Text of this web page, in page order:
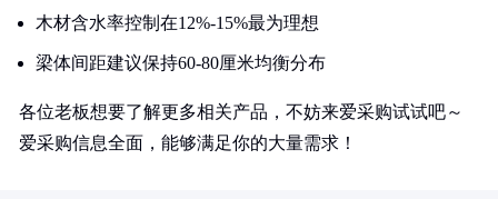
木材含水率控制在12%-15%最为理想
梁体间距建议保持60-80厘米均衡分布
各位老板想要了解更多相关产品，不妨来爱采购试试吧～
爱采购信息全面，能够满足你的大量需求！